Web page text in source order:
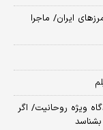
ایران/ ماجرا
ویژه روحانیت/ اگر